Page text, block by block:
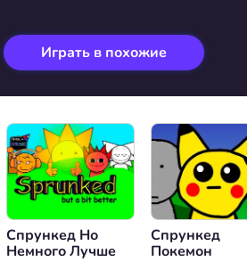
Играть в похожие
Спрункед Но
Немного Лучше
Спрункед
Покемон